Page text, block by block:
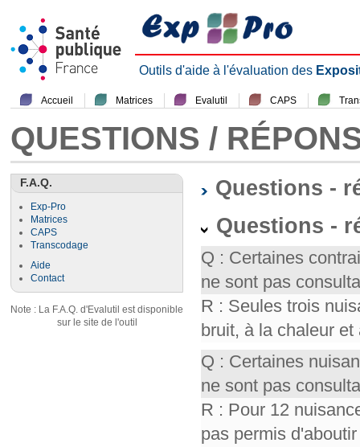
Outils d'aide à l'évaluation des
Accueil Matrices Evalutil CAPS
QUESTIONS /
F.A.Q.
Exp-Pro
Matrices
CAPS
Transcodage
Aide
Contact
Note : La F.A.Q. d'Evalutil est disponible
sur le site de l'outil
Questions -
Questions -
Q : Certaines
ne sont pas
R : Seules trois
bruit, à la chaleur et
Q : Certaines
ne sont pas
R : Pour 12
pas permis